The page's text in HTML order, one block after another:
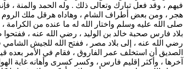
فيهم ، وقد فعل تبارك وتعالى ذلك . وله الحمد والمنة
هجر ، ومن بعض أطراف الشام ، وهاداه هرقل ملك
صلى الله عليه وسلم واختار الله له ما عنده من
بلاد فارس صحبة خالد بن الوليد ، رضي الله عنه ،
رضي الله عنه ، إلى بلاد مصر ، ففتح الله للجيش الشامي
الصديق أن استخلف عمر الفاروق ، فقام في الأمر بعده
آخرها ، وأكثر إقليم فارس ، وكسر كسرى وأهانه غاية